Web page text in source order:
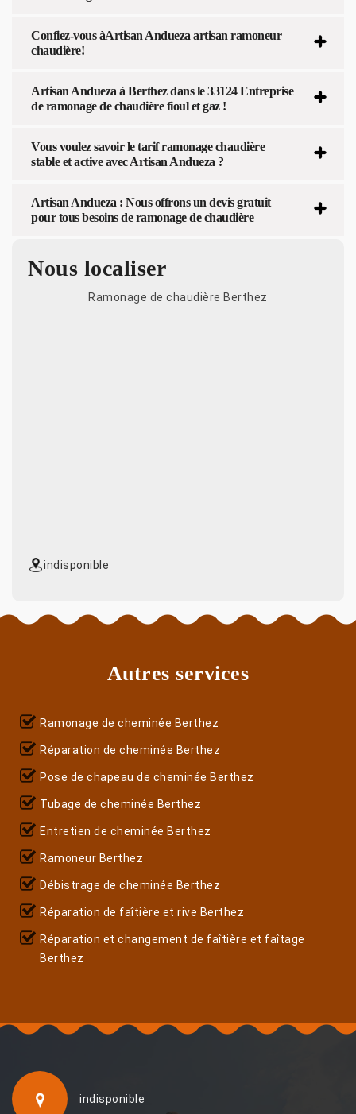
Confiez-vous àArtisan Andueza artisan ramoneur
chaudière!
Artisan Andueza à Berthez dans le 33124 Entreprise
de ramonage de chaudière fioul et gaz !
Vous voulez savoir le tarif ramonage chaudière
stable et active avec Artisan Andueza ?
Artisan Andueza : Nous offrons un devis gratuit
pour tous besoins de ramonage de chaudière
Nous localiser
Ramonage de chaudière Berthez
indisponible
Autres services
Ramonage de cheminée Berthez
Réparation de cheminée Berthez
Pose de chapeau de cheminée Berthez
Tubage de cheminée Berthez
Entretien de cheminée Berthez
Ramoneur Berthez
Débistrage de cheminée Berthez
Réparation de faîtière et rive Berthez
Réparation et changement de faîtière et faîtage
Berthez
indisponible